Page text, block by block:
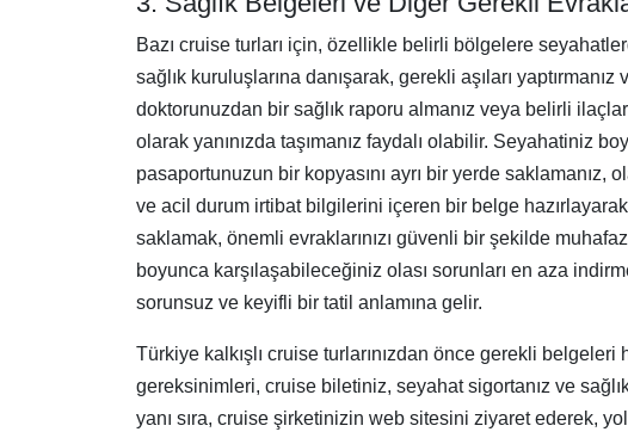
Bazı cruise turları için, özellikle belirli bölgelere
sağlık kuruluşlarına danışarak, gerekli aşıları
doktorunuzdan bir sağlık raporu almanız veya belirli
olarak yanınızda taşımanız faydalı olabilir. Seyahatiniz
pasaportunuzun bir kopyasını ayrı bir yerde saklamanız,
ve acil durum irtibat bilgilerini içeren bir belge hazırlayarak,
saklamak, önemli evraklarınızı güvenli bir şekilde
boyunca karşılaşabileceğiniz olası sorunları en aza
sorunsuz ve keyifli bir tatil anlamına gelir.
Türkiye kalkışlı cruise turlarınızdan önce gerekli
gereksinimleri, cruise biletiniz, seyahat sigortanız ve
yanı sıra, cruise şirketinizin web sitesini ziyaret ederek,